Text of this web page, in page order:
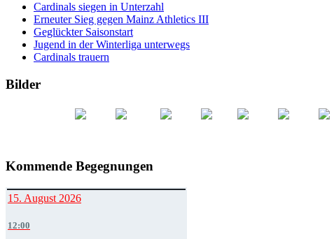
Cardinals siegen in Unterzahl
Erneuter Sieg gegen Mainz Athletics III
Geglückter Saisonstart
Jugend in der Winterliga unterwegs
Cardinals trauern
Bilder
Kommende Begegnungen
15. August 2026
12:00